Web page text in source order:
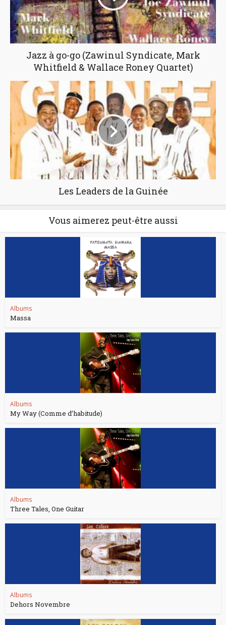
Jazz à go-go (Zawinul Syndicate, Mark
Whitfield & Wallace Roney Quartet)
Les Leaders de la Guinée
Vous aimerez peut-être aussi
Albums
Massa
Albums
My Way (Comme d’habitude)
Albums
Three Tales, One Guitar
Albums
Dehors Novembre